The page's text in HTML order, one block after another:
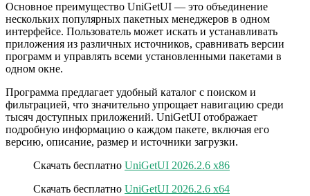
Основное преимущество UniGetUI — это объединение
нескольких популярных пакетных менеджеров в одном
интерфейсе. Пользователь может искать и устанавливать
приложения из различных источников, сравнивать версии
программ и управлять всеми установленными пакетами в
одном окне.
Программа предлагает удобный каталог с поиском и
фильтрацией, что значительно упрощает навигацию среди
тысяч доступных приложений. UniGetUI отображает
подробную информацию о каждом пакете, включая его
версию, описание, размер и источники загрузки.
Скачать бесплатно UniGetUI 2026.2.6 x86
Скачать бесплатно UniGetUI 2026.2.6 x64